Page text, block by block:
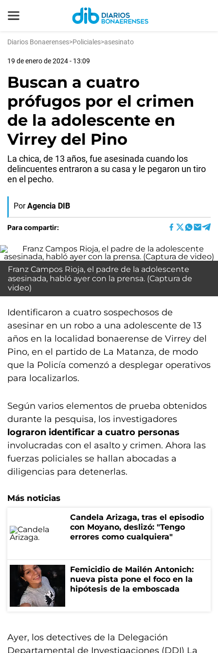
Diarios Bonaerenses>Policiales>asesinato
19 de enero de 2024 - 13:09
Buscan a cuatro
prófugos por el crimen
de la adolescente en
Virrey del Pino
La chica, de 13 años, fue asesinada cuando los
delincuentes entraron a su casa y le pegaron un tiro
en el pecho.
Por Agencia DIB
Para compartir:
Franz Campos Rioja, el padre de la adolescente
asesinada, habló ayer con la prensa. (Captura de
video)
Identificaron a cuatro sospechosos de
asesinar en un robo a una adolescente de 13
años en la localidad bonaerense de Virrey del
Pino, en el partido de La Matanza, de modo
que la Policía comenzó a desplegar operativos
para localizarlos.
Según varios elementos de prueba obtenidos
durante la pesquisa, los investigadores
lograron identificar a cuatro personas
involucradas con el asalto y crimen. Ahora las
fuerzas policiales se hallan abocadas a
diligencias para detenerlas.
Más noticias
Candela Arizaga, tras el episodio
con Moyano, deslizó: "Tengo
errores como cualquiera"
Femicidio de Mailén Antonich:
nueva pista pone el foco en la
hipótesis de la emboscada
Ayer, los detectives de la Delegación
Departamental de Investigaciones (DDI) La